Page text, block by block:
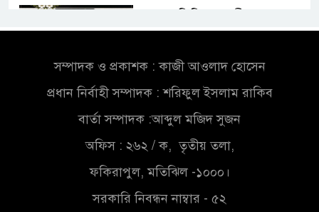
খালেকের ইন্তেকাল
অগ্রযাত্রায় নতুন অধ্যায়
বাংলাদেশে বর্তমানে স্থিতিশীল
এখনই উপযুক্ত সময়
সম্পাদক ও প্রকাশক : কাজী আওলাদ হোসেন
প্রধান নির্বাহী সম্পাদক : শরিফুল ইসলাম রাকিব
বার্তা সম্পাদক :আব্দুল মজিদ সুজন
অফিস : ২৬২ / ক, তৃতীয় তলা,
ফকিরাপুল, মতিঝিল -১০০০।
সরকারি নিবন্ধন নাম্বার - ৫২